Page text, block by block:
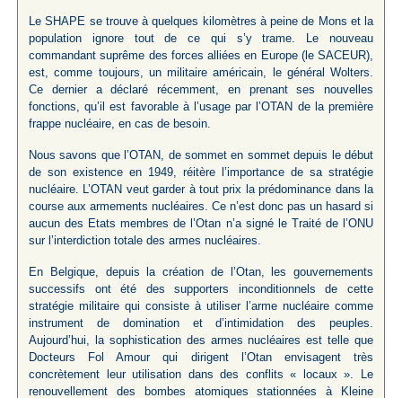
Le SHAPE se trouve à quelques kilomètres à peine de Mons et la
population ignore tout de ce qui s’y trame. Le nouveau
commandant suprême des forces alliées en Europe (le SACEUR),
est, comme toujours, un militaire américain, le général Wolters.
Ce dernier a déclaré récemment, en prenant ses nouvelles
fonctions, qu’il est favorable à l’usage par l’OTAN de la première
frappe nucléaire, en cas de besoin.
Nous savons que l’OTAN, de sommet en sommet depuis le début
de son existence en 1949, réitère l’importance de sa stratégie
nucléaire. L’OTAN veut garder à tout prix la prédominance dans la
course aux armements nucléaires. Ce n’est donc pas un hasard si
aucun des Etats membres de l’Otan n’a signé le Traité de l’ONU
sur l’interdiction totale des armes nucléaires.
En Belgique, depuis la création de l’Otan, les gouvernements
successifs ont été des supporters inconditionnels de cette
stratégie militaire qui consiste à utiliser l’arme nucléaire comme
instrument de domination et d’intimidation des peuples.
Aujourd’hui, la sophistication des armes nucléaires est telle que
Docteurs Fol Amour qui dirigent l’Otan envisagent très
concrètement leur utilisation dans des conflits « locaux ». Le
renouvellement des bombes atomiques stationnées à Kleine